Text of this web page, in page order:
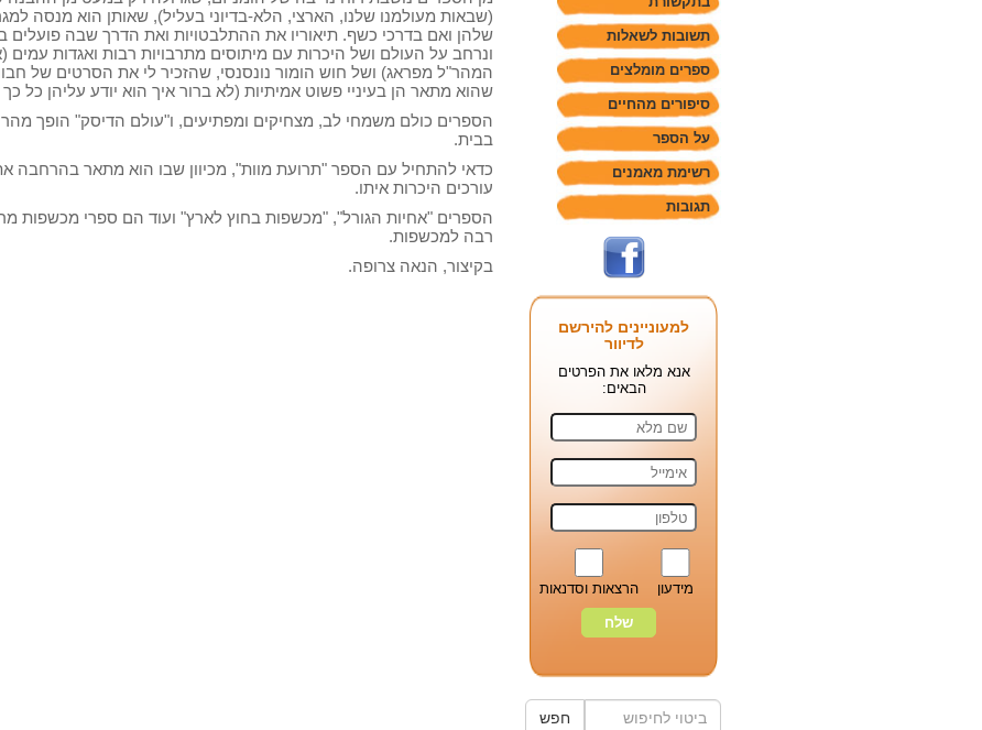
(שבאות מעולמנו שלנו, הארצי, הלא-בדיוני בעליל), שאותן הוא מנסה
שלהן ואם בדרכי כשף. תיאוריו את ההתלבטויות ואת הדרך שבה פועלים
ונרחב על העולם ושל היכרות עם מיתוסים מתרבויות רבות ואגדות
המהר"ל מפראג) ושל חוש הומור נונסנסי, שהזכיר לי את הסרטים של
שהוא מתאר הן בעיניי פשוט אמיתיות (לא ברור איך הוא יודע עליהן כל
הספרים כולם משמחי לב, מצחיקים ומפתיעים, ו"עולם הדיסק" הופך מהר
בבית.
כדאי להתחיל עם הספר "תרועת מוות", מכיוון שבו הוא מתאר בהרחבה
עורכים היכרות איתו.
הספרים "אחיות הגורל", "מכשפות בחוץ לארץ" ועוד הם ספרי מכשפות
רבה למכשפות.
בקיצור, הנאה צרופה.
תשובות לשאלות
ספרים מומלצים
סיפורים מהחיים
על הספר
רשימת מאמנים
תגובות
למעוניינים להירשם
לדיוור
אנא מלאו את הפרטים
הבאים:
מידעון הרצאות וסדנאות
חפש